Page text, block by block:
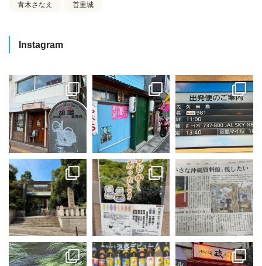
青木さなえ 首里城
Instagram